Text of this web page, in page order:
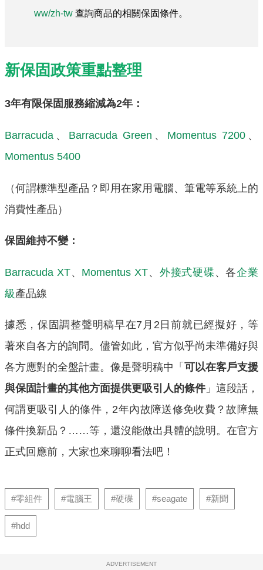
ww/zh-tw 查詢商品的相關保固條件。
新保固政策重點整理
3年有限保固服務縮減為2年：
Barracuda 、 Barracuda Green 、 Momentus 7200 、
Momentus 5400
（何謂標準型產品？即用在家用電腦、筆電等系統上的
消費性產品）
保固維持不變：
Barracuda XT、 Momentus XT、 外接式硬碟 、各企業
級產品線
據悉，保固調整聲明稿早在7月2日前就已經擬好，等
著來自各方的詢問。儘管如此，官方似乎尚未準備好與
各方應對的全盤計畫。像是聲明稿中「 可以在客戶支援
與保固計畫的其他方面提供更吸引人的條件 」這段話，
何謂更吸引人的條件，2年內故障送修免收費？故障無
條件換新品？……等，還沒能做出具體的說明。在官方
正式回應前，大家也來聊聊看法吧！
#零組件 #電腦王 #硬碟 #seagate #新聞
#hdd
ADVERTISEMENT